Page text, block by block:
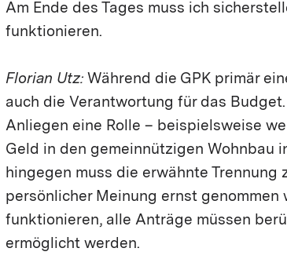
Am Ende des Tages muss ich
funktionieren.
Florian Utz: Während die GPK primär
auch die Verantwortung für das
Anliegen eine Rolle – beispielsweise
Geld in den gemeinnützigen
hingegen muss die erwähnte
persönlicher Meinung ernst genommen
funktionieren, alle Anträge müssen
ermöglicht werden.